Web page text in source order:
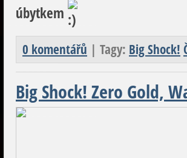
úbytkem
0 komentářů | Tagy: Big Shock!
Big Shock! Zero Gold,